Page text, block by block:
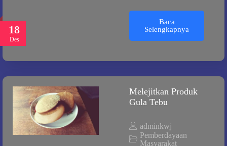
18
Des
Baca
Selengkapnya
Melejitkan Produk
Gula Tebu
adminkwj
Pemberdayaan
Masyarakat